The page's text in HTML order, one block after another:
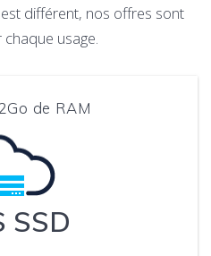
différent, nos offres sont
usage.
de RAM
SSD